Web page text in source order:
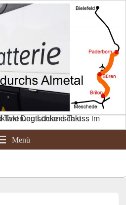
Menü